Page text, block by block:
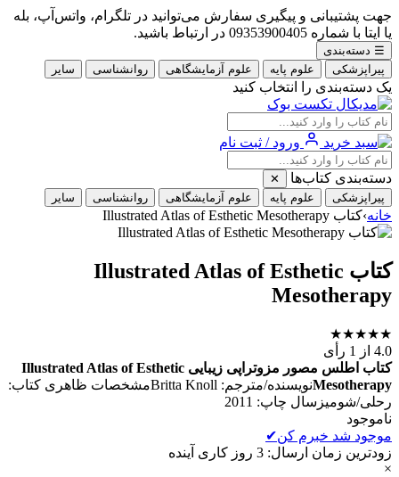
جهت پشتیبانی و پیگیری سفارش می‌توانید در تلگرام، واتس‌آپ، بله
یا ایتا با شماره 09353900405 در ارتباط باشید.
☰ دسته‌بندی
پیراپزشکی
علوم پایه علوم آزمایشگاهی روانشناسی سایر
یک دسته‌بندی را انتخاب کنید
ورود / ثبت نام
دسته‌بندی کتاب‌ها
✕
پیراپزشکی
علوم پایه علوم آزمایشگاهی روانشناسی سایر
خانه›کتاب Illustrated Atlas of Esthetic Mesotherapy
کتاب Illustrated Atlas of Esthetic
Mesotherapy
★
★
★
★
★
4.0 از 1 رأی
کتاب اطلس مصور مزوتراپی زیبایی Illustrated Atlas of Esthetic
Mesotherapy
نویسنده/مترجم: Britta Knollمشخصات ظاهری کتاب:
رحلی/شومیزسال چاپ: 2011
ناموجود
موجود شد خبرم کن✔
زودترین زمان ارسال: 3 روز کاری آینده
×